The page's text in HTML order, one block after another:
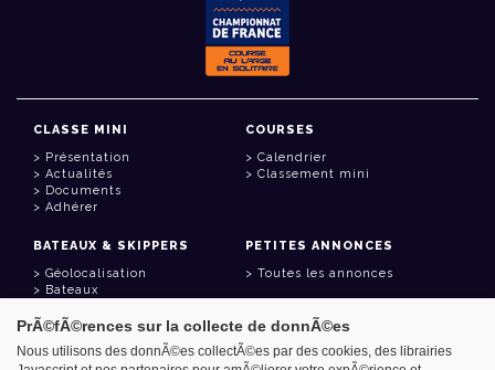
CLASSE MINI
Présentation
Actualités
Documents
Adhérer
COURSES
Calendrier
Classement mini
BATEAUX & SKIPPERS
Géolocalisation
Bateaux
PETITES ANNONCES
Toutes les annonces
LIENS UTILES
PrÃ©fÃ©rences sur la collecte de donnÃ©es
Nous utilisons des donnÃ©es collectÃ©es par des cookies, des librairies